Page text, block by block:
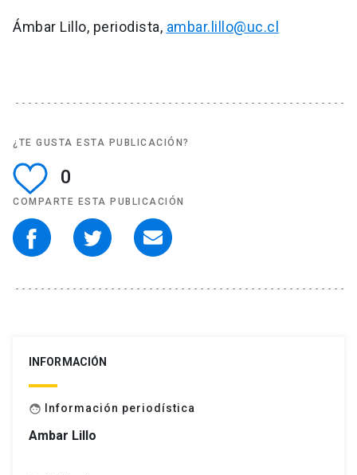
Ámbar Lillo, periodista, ambar.lillo@uc.cl
¿TE GUSTA ESTA PUBLICACIÓN?
0
COMPARTE ESTA PUBLICACIÓN
INFORMACIÓN
face Información periodística
Ambar Lillo